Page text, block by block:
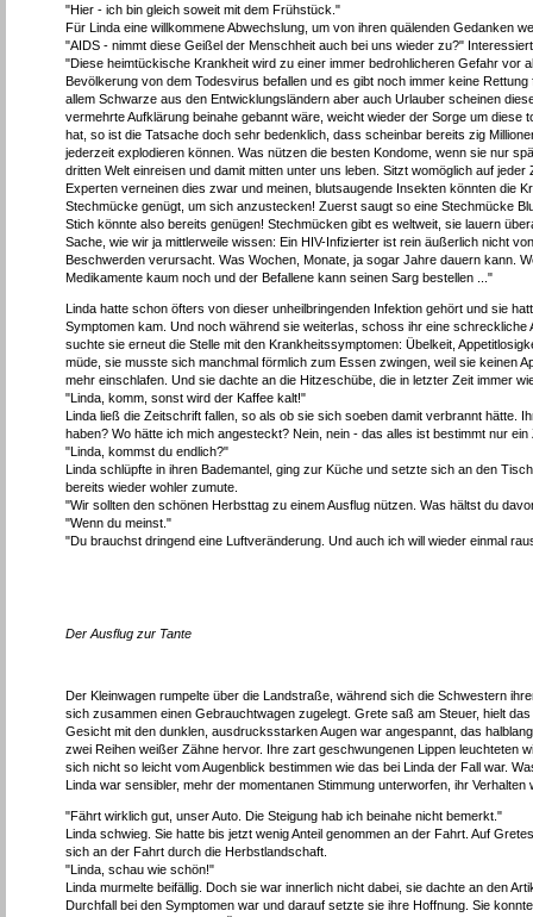
"Hier - ich bin gleich soweit mit dem Frühstück."
Für Linda eine willkommene Abwechslung, um von ihren quälenden Gedanken
"AIDS - nimmt diese Geißel der Menschheit auch bei uns wieder zu?"
"Diese heimtückische Krankheit wird zu einer immer bedrohlicheren Gefahr vor
Bevölkerung von dem Todesvirus befallen und es gibt noch immer keine
allem Schwarze aus den Entwicklungsländern aber auch Urlauber scheinen
vermehrte Aufklärung beinahe gebannt wäre, weicht wieder der Sorge um
hat, so ist die Tatsache doch sehr bedenklich, dass scheinbar bereits zig
jederzeit explodieren können. Was nützen die besten Kondome, wenn sie nur
dritten Welt einreisen und damit mitten unter uns leben. Sitzt womöglich auf
Experten verneinen dies zwar und meinen, blutsaugende Insekten könnten die
Stechmücke genügt, um sich anzustecken! Zuerst saugt so eine Stechmücke
Stich könnte also bereits genügen! Stechmücken gibt es weltweit, sie lauern
Sache, wie wir ja mittlerweile wissen: Ein HIV-Infizierter ist rein äußerlich nicht
Beschwerden verursacht. Was Wochen, Monate, ja sogar Jahre dauern kann.
Medikamente kaum noch und der Befallene kann seinen Sarg bestellen ..."
Linda hatte schon öfters von dieser unheilbringenden Infektion gehört und sie
Symptomen kam. Und noch während sie weiterlas, schoss ihr eine
suchte sie erneut die Stelle mit den Krankheitssymptomen: Übelkeit,
müde, sie musste sich manchmal förmlich zum Essen zwingen, weil sie keinen
mehr einschlafen. Und sie dachte an die Hitzeschübe, die in letzter Zeit immer
"Linda, komm, sonst wird der Kaffee kalt!"
Linda ließ die Zeitschrift fallen, so als ob sie sich soeben damit verbrannt hätte.
haben? Wo hätte ich mich angesteckt? Nein, nein - das alles ist bestimmt nur
"Linda, kommst du endlich?"
Linda schlüpfte in ihren Bademantel, ging zur Küche und setzte sich an den
bereits wieder wohler zumute.
"Wir sollten den schönen Herbsttag zu einem Ausflug nützen. Was hältst du
"Wenn du meinst."
"Du brauchst dringend eine Luftveränderung. Und auch ich will wieder einmal
Der Ausflug zur Tante
Der Kleinwagen rumpelte über die Landstraße, während sich die Schwestern
sich zusammen einen Gebrauchtwagen zugelegt. Grete saß am Steuer, hielt
Gesicht mit den dunklen, ausdrucksstarken Augen war angespannt, das
zwei Reihen weißer Zähne hervor. Ihre zart geschwungenen Lippen leuchteten
sich nicht so leicht vom Augenblick bestimmen wie das bei Linda der Fall war.
Linda war sensibler, mehr der momentanen Stimmung unterworfen, ihr
"Fährt wirklich gut, unser Auto. Die Steigung hab ich beinahe nicht bemerkt."
Linda schwieg. Sie hatte bis jetzt wenig Anteil genommen an der Fahrt. Auf
sich an der Fahrt durch die Herbstlandschaft.
"Linda, schau wie schön!"
Linda murmelte beifällig. Doch sie war innerlich nicht dabei, sie dachte an den
Durchfall bei den Symptomen war und darauf setzte sie ihre Hoffnung. Sie